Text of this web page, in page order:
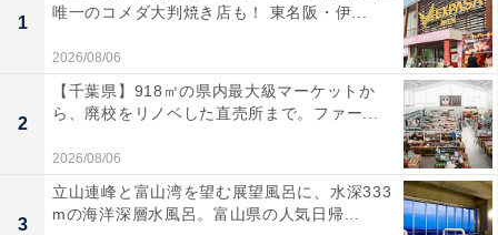
【あわせて買いたい】HiKOKI（ハイコーキ）の人
気商品5選
HiKOKI「WH36DD＋力こぶビット＋カラープレート
(シグナルレッド)」
1
唯一のコメダ大判焼き店も！ 東名阪・伊...
2026/08/06
2
【千葉県】918㎡の県内最大級マーケットか
ら、廃校をリノベした直売所まで。ファー...
2026/08/06
3
立山連峰と富山湾を望む展望風呂に、水深333
mの海洋深層水風呂。富山県の人気日帰...